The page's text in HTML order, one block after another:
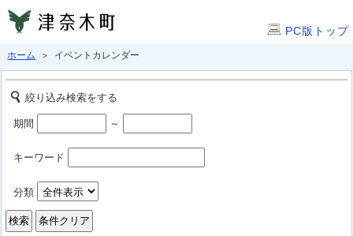
PC版トップ
ホーム ＞ イベントカレンダー
絞り込み検索をする
期間 ～
キーワード
分類